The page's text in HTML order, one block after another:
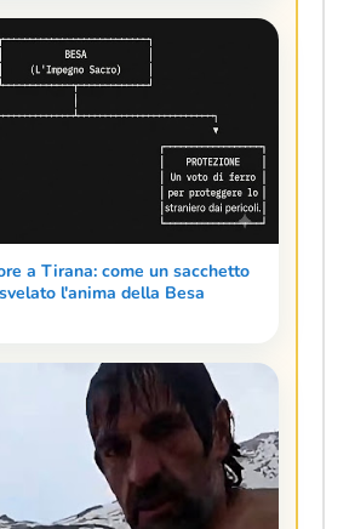
a Tirana: come un sacchetto
l'anima della Besa